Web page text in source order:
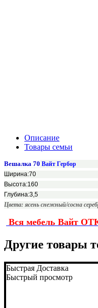
Описание
Товары семьи
Вешалка 70 Вайт Гербор
Ширина:70
Высота:160
Глубина:3,5
Цвета: ясень снежный/сосна
Вся мебель Вайт
Другие товары
Быстрая Доставка
Быстрый просмотр